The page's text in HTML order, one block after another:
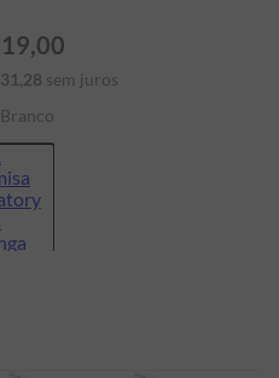
,00
31 ,28 sem juros
Branco
5º
camiseta
7º
bermuda
8º